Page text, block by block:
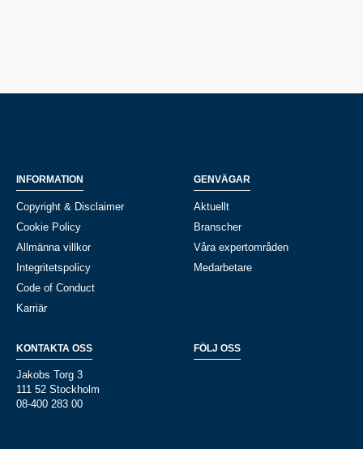
INFORMATION
Copyright & Disclaimer
Cookie Policy
Allmänna villkor
Integritetspolicy
Code of Conduct
Karriär
GENVÄGAR
Aktuellt
Branscher
Våra expertområden
Medarbetare
KONTAKTA OSS
Jakobs Torg 3
111 52 Stockholm
08-400 283 00
FÖLJ OSS